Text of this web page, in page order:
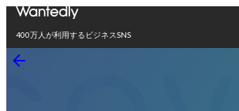
400万人が利用するビジネスSNS